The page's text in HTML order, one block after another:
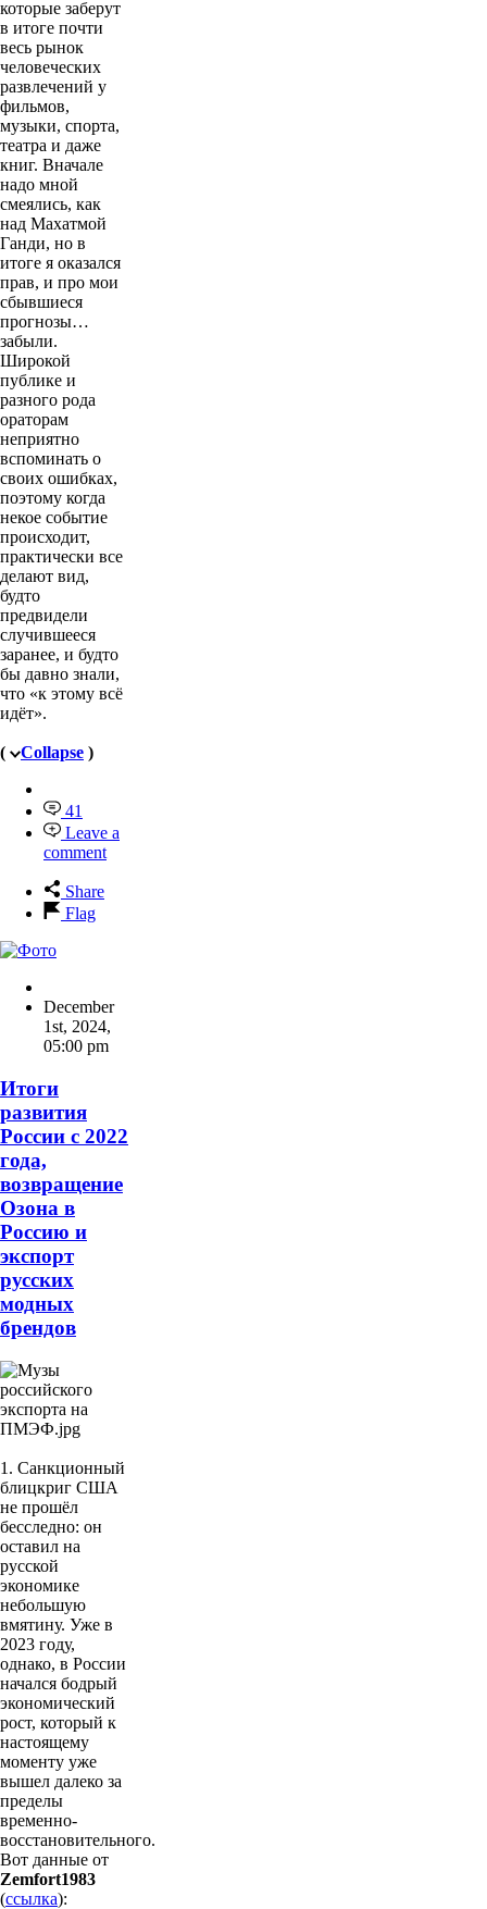
которые заберут
в итоге почти
весь рынок
человеческих
развлечений у
фильмов,
музыки, спорта,
театра и даже
книг. Вначале
надо мной
смеялись, как
над Махатмой
Ганди, но в
итоге я оказался
прав, и про мои
сбывшиеся
прогнозы…
забыли.
Широкой
публике и
разного рода
ораторам
неприятно
вспоминать о
своих ошибках,
поэтому когда
некое событие
происходит,
практически все
делают вид,
будто
предвидели
случившееся
заранее, и будто
бы давно знали,
что «к этому всё
идёт».
( Collapse )
41
Leave a
comment
Share
Flag
December
1st, 2024,
05:00 pm
Итоги
развития
России с 2022
года,
возвращение
Озона в
Россию и
экспорт
русских
модных
брендов
1. Санкционный
блицкриг США
не прошёл
бесследно: он
оставил на
русской
экономике
небольшую
вмятину. Уже в
2023 году,
однако, в России
начался бодрый
экономический
рост, который к
настоящему
моменту уже
вышел далеко за
пределы
временно-
восстановительного.
Вот данные от
Zemfort1983
(ссылка):